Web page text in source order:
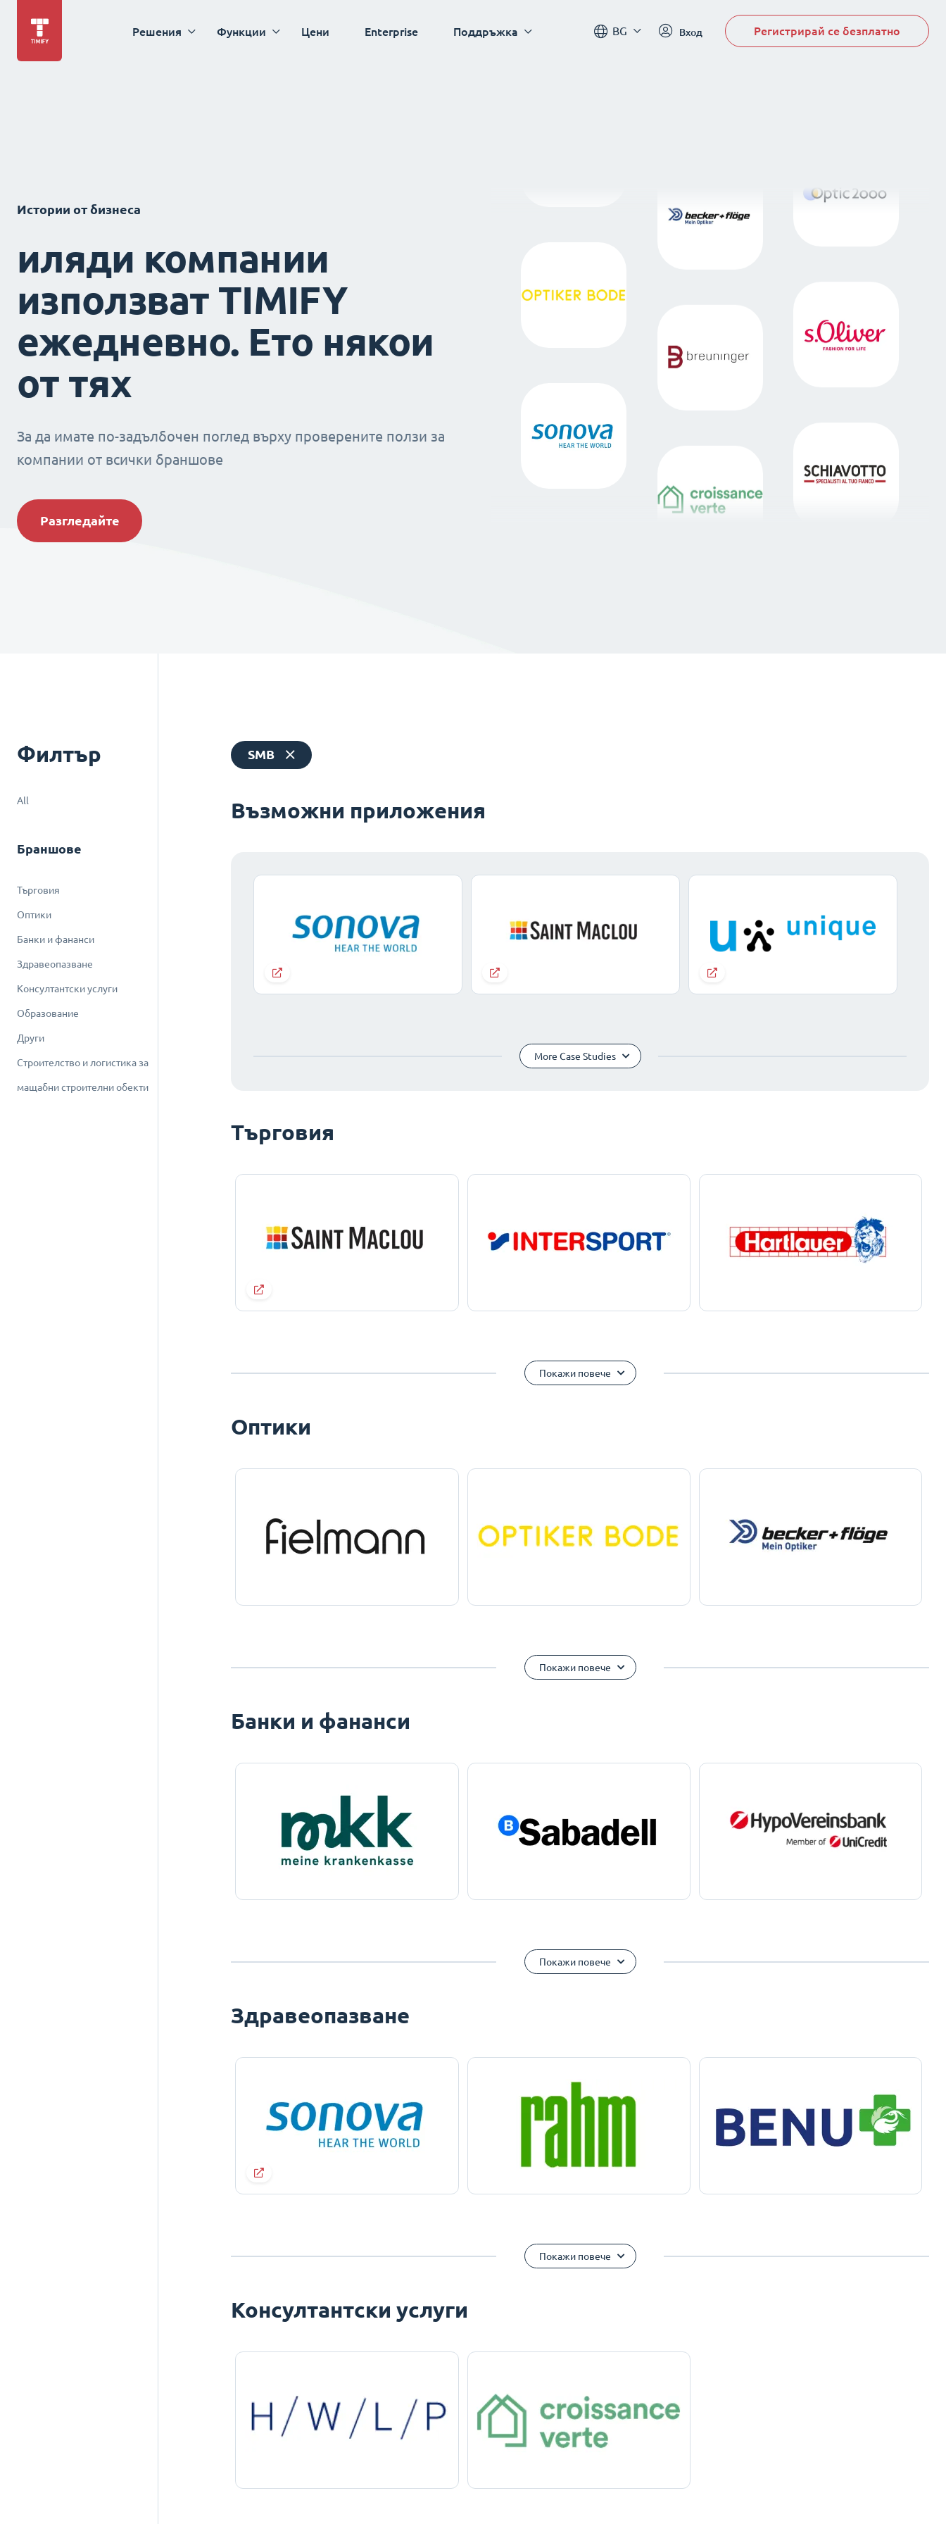
Решения Функции Цени Enterprise Поддръжка BG Вход Регистрирай се безплатно
Истории от бизнеса
иляди компании
използват TIMIFY
ежедневно. Ето някои
от тях
За да имате по-задълбочен поглед върху проверените ползи за
компании от всички браншове
Разгледайте
Филтър
All
Браншове
Търговия
Оптики
Банки и фананси
Здравеопазване
Консултантски услуги
Образование
Други
Строителство и логистика за
мащабни строителни обекти
SMB
Възможни приложения
More Case Studies
Търговия
Покажи повече
Оптики
Покажи повече
Банки и фананси
Покажи повече
Здравеопазване
Покажи повече
Консултантски услуги